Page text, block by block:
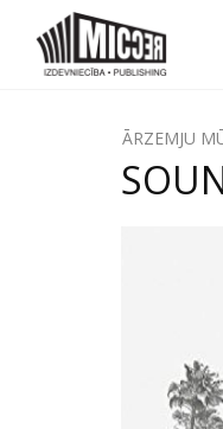
ĀRZEMJU